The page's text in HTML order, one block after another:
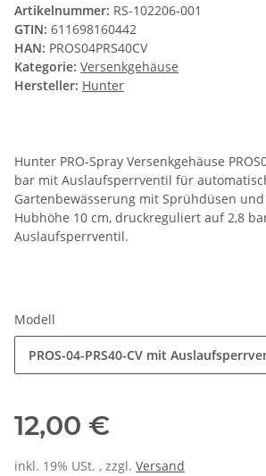
Artikelnummer: RS-102206-001
GTIN: 611698160442
HAN: PROS04PRS40CV
Kategorie: Versenkgehäuse
Hersteller: Hunter
Hunter PRO-Spray Versenkgehäuse
bar mit Auslaufsperrventil für
Gartenbewässerung mit Sprühdüsen und
Hubhöhe 10 cm, druckreguliert auf 2,8
Auslaufsperrventil.
Modell
PROS-04-PRS40-CV mit
12,00 €
inkl. 19% USt. , zzgl. Versand